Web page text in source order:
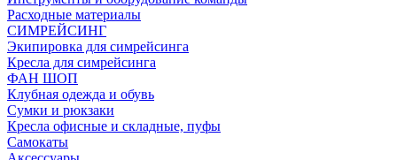
Расходные материалы
СИМРЕЙСИНГ
Экипировка для симрейсинга
Кресла для симрейсинга
ФАН ШОП
Клубная одежда и обувь
Сумки и рюкзаки
Кресла офисные и складные, пуфы
Самокаты